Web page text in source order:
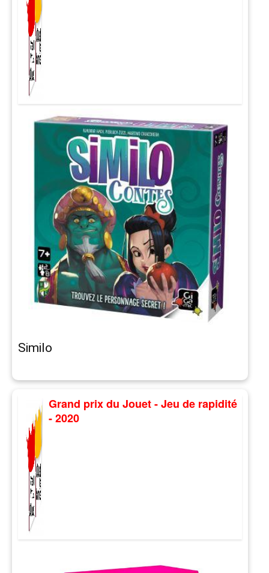
Similo
Grand prix du Jouet - Jeu de rapidité
- 2020